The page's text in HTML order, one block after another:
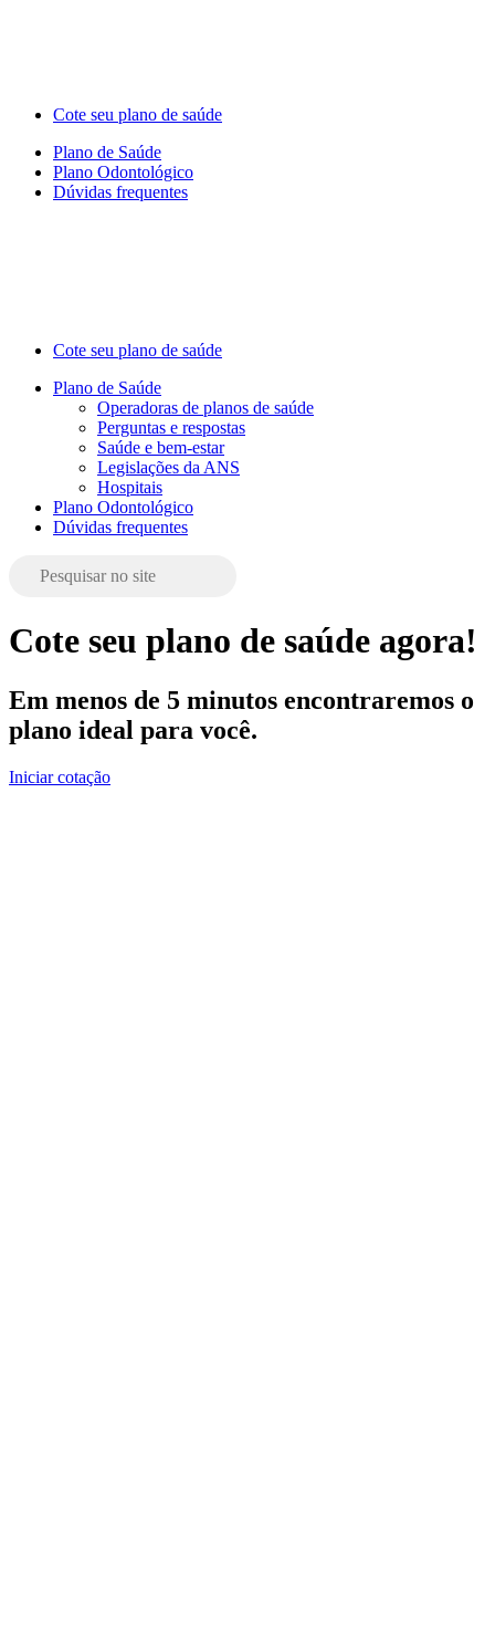
Cote seu plano de saúde
Plano de Saúde
Plano Odontológico
Dúvidas frequentes
Cote seu plano de saúde
Plano de Saúde
Operadoras de planos de saúde
Perguntas e respostas
Saúde e bem-estar
Legislações da ANS
Hospitais
Plano Odontológico
Dúvidas frequentes
Cote seu plano de saúde agora!
Em menos de 5 minutos encontraremos o
plano ideal para você.
Iniciar cotação